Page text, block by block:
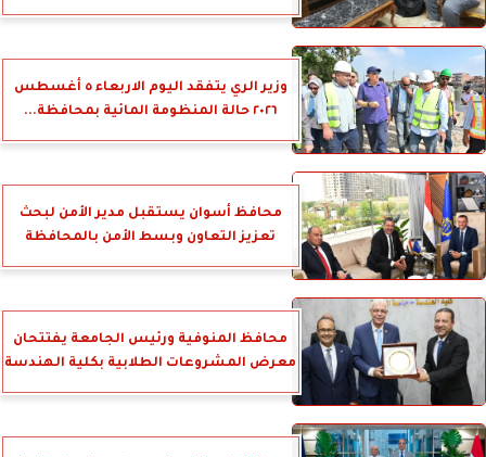
وزير الري يتفقد اليوم الاربعاء ٥ أغسطس
٢٠٢٦ حالة المنظومة المائية بمحافظة...
محافظ أسوان يستقبل مدير الأمن لبحث
تعزيز التعاون وبسط الأمن بالمحافظة
محافظ المنوفية ورئيس الجامعة يفتتحان
معرض المشروعات الطلابية بكلية الهندسة